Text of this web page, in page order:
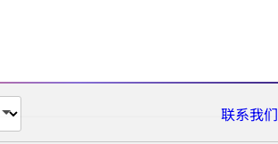
联系我们